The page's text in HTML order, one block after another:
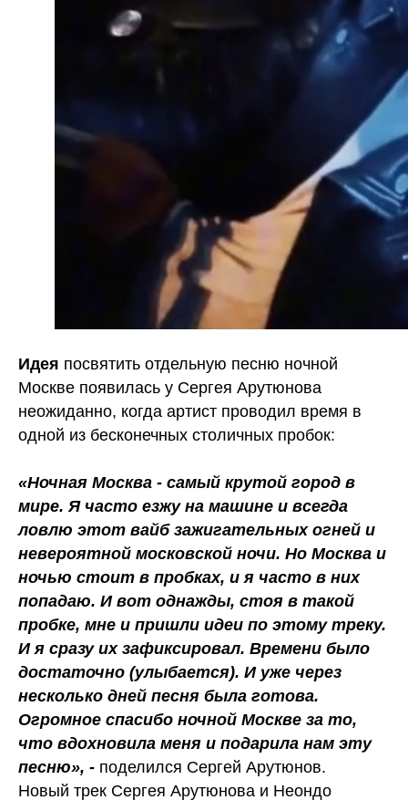
Идея посвятить отдельную песню ночной
Москве появилась у Сергея Арутюнова
неожиданно, когда артист проводил время в
одной из бесконечных столичных пробок:
«Ночная Москва - самый крутой город в
мире. Я часто езжу на машине и всегда
ловлю этот вайб зажигательных огней и
невероятной московской ночи. Но Москва и
ночью стоит в пробках, и я часто в них
попадаю. И вот однажды, стоя в такой
пробке, мне и пришли идеи по этому треку.
И я сразу их зафиксировал. Времени было
достаточно (улыбается). И уже через
несколько дней песня была готова.
Огромное спасибо ночной Москве за то,
что вдохновила меня и подарила нам эту
песню», - поделился Сергей Арутюнов.
Новый трек Сергея Арутюнова и Неондо